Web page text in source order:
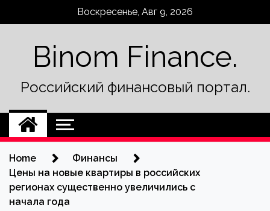
Воскресенье, Авг 9, 2026
Binom Finance.
Российский финансовый портал.
Home
Финансы
Цены на новые квартиры в российских
регионах существенно увеличились с
начала года